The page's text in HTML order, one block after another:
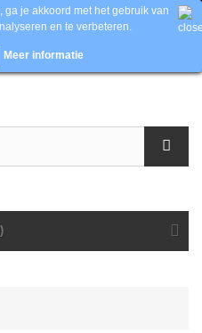
Inloggen
ons
je akkoord met het gebruik van
en te verbeteren.
Meer informatie